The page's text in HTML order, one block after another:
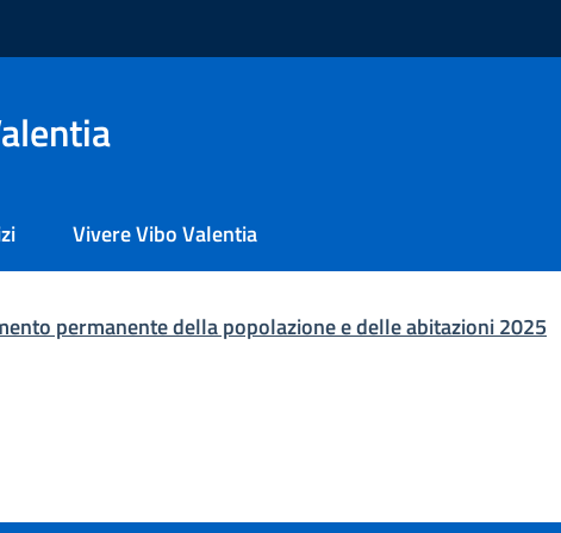
Vivere Vibo Valentia
permanente della popolazione e delle abitazioni 2025